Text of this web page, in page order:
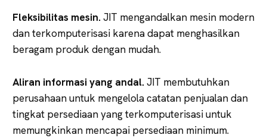
Fleksibilitas mesin.JIT mengandalkan mesin modern
dan terkomputerisasi karena dapat menghasilkan
beragam produk dengan mudah.
Aliran informasi yang andal.JIT membutuhkan
perusahaan untuk mengelola catatan penjualan dan
tingkat persediaan yang terkomputerisasi untuk
memungkinkan mencapai persediaan minimum.